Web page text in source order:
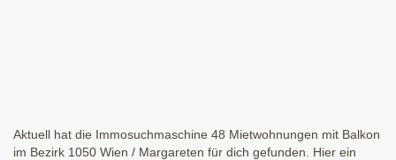
Aktuell hat die Immosuchmaschine 48 Mietwohnungen mit Balkon
im Bezirk 1050 Wien / Margareten für dich gefunden. Hier ein